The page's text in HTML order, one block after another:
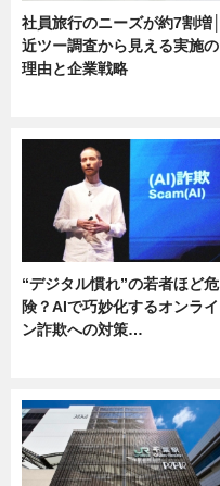
社員旅行のニーズが約7割増│
近ツー調査から見える実施の
理由と企業戦略
“デジタル慣れ”の若者ほど危
険？AIで巧妙化するオンライ
ン詐欺への対策…